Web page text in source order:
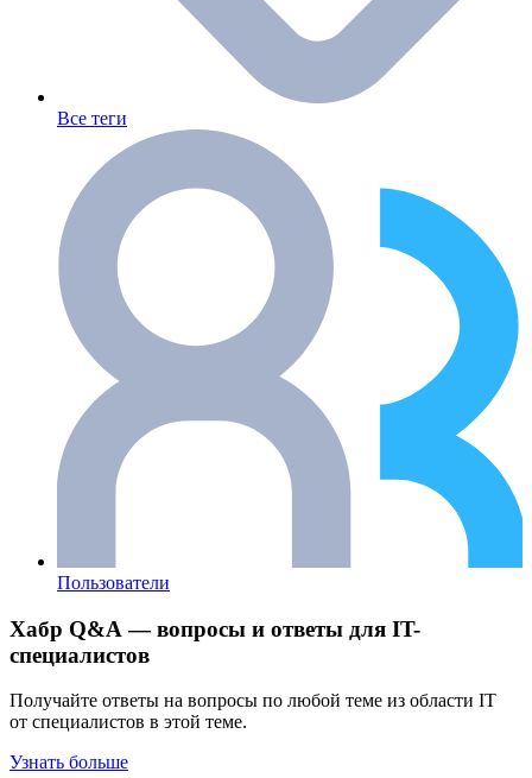
Все теги
Пользователи
Хабр Q&A — вопросы и ответы для IT-
специалистов
Получайте ответы на вопросы по любой теме из области IT
от специалистов в этой теме.
Узнать больше